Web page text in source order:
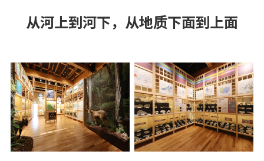
从河上到河下，从地质下面到上面